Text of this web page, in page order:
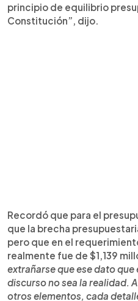
principio de equilibrio
Constitución”, dijo.
Recordó que para el
que la brecha
pero que en el
realmente fue de $1,139
extrañarse que ese dato
discurso no sea la realidad.
otros elementos, cada